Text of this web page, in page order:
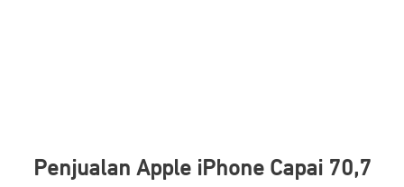
Penjualan Apple iPhone Capai 70,7